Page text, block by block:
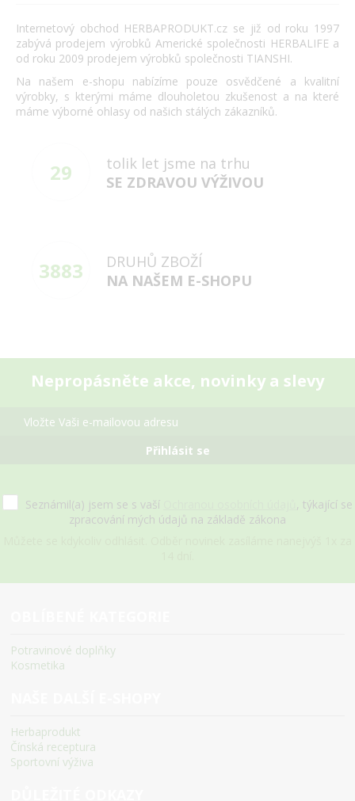
Internetový obchod HERBAPRODUKT.cz se již od roku 1997
zabývá prodejem výrobků Americké společnosti HERBALIFE a
od roku 2009 prodejem výrobků společnosti TIANSHI.
Na našem e-shopu nabízíme pouze osvědčené a kvalitní
výrobky, s kterými máme dlouholetou zkušenost a na které
máme výborné ohlasy od našich stálých zákazníků.
29
tolik let jsme na trhu
SE ZDRAVOU VÝŽIVOU
3883
DRUHŮ ZBOŽÍ
NA NAŠEM E-SHOPU
Nepropásněte akce, novinky a slevy
Přihlásit se
Seznámil(a) jsem se s vaší
, týkající se
zpracování mých údajů na základě zákona
Potravinové doplňky
Kosmetika
Herbaprodukt
Čínská receptura
Sportovní výživa